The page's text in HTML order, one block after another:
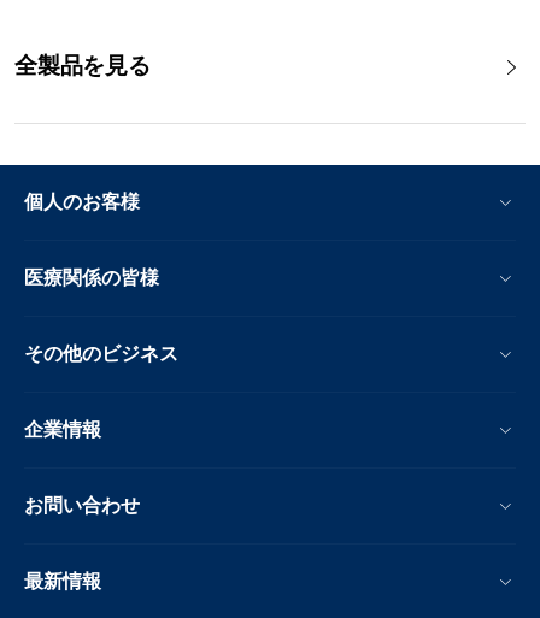
全製品を見る
個人のお客様
医療関係の皆様
その他のビジネス
企業情報
お問い合わせ
最新情報